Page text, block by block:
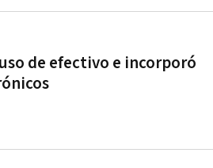
de efectivo e incorporó